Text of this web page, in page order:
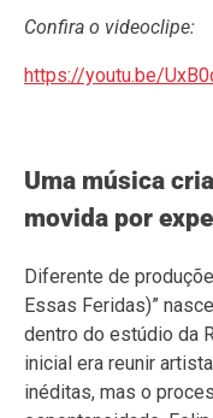
Confira o videoclipe:
https://youtu.be/
Uma música
movida por
Diferente de
Essas Feridas)”
dentro do estúdio da
inicial era reunir
inéditas, mas o